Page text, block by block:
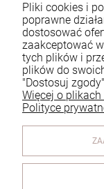
E-mail:
Pliki cookies i
poprawne
dostosować
zaakceptować
tych plików i
plików do
"Dostosuj
Więcej o
Polityce